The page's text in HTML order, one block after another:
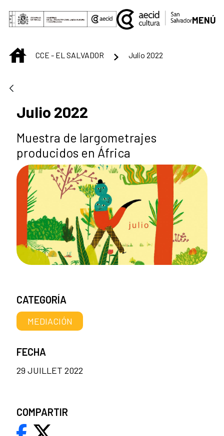
Saut au contenu principal
MENÚ
INICIOCCE - EL SALVADOR Julio 2022
Julio 2022
Muestra de largometrajes
producidos en África
CATEGORÍA
MEDIACIÓN
FECHA
29 JUILLET 2022
COMPARTIR